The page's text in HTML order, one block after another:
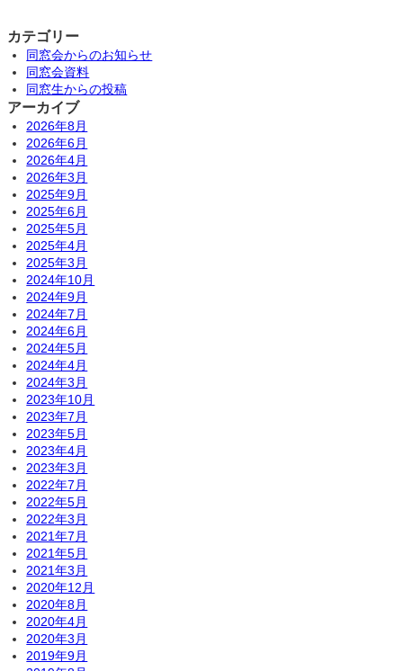
カテゴリー
同窓会からのお知らせ
同窓会資料
同窓生からの投稿
アーカイブ
2026年8月
2026年6月
2026年4月
2026年3月
2025年9月
2025年6月
2025年5月
2025年4月
2025年3月
2024年10月
2024年9月
2024年7月
2024年6月
2024年5月
2024年4月
2024年3月
2023年10月
2023年7月
2023年5月
2023年4月
2023年3月
2022年7月
2022年5月
2022年3月
2021年7月
2021年5月
2021年3月
2020年12月
2020年8月
2020年4月
2020年3月
2019年9月